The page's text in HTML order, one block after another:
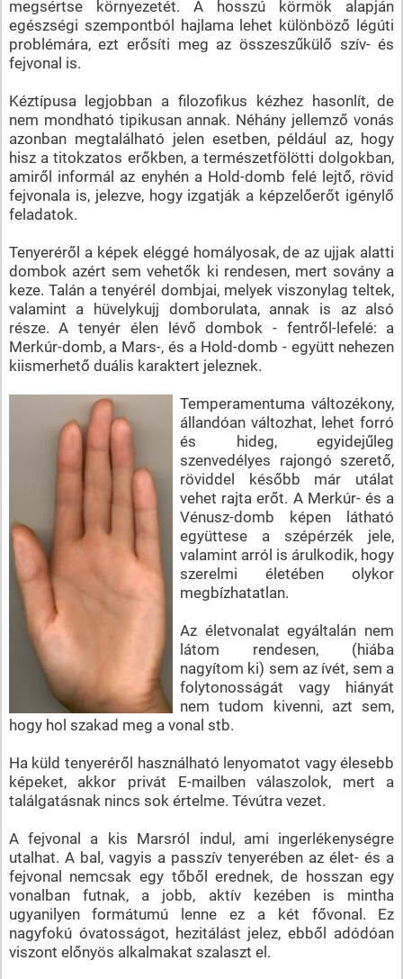
megsértse környezetét. A hosszú körmök alapján
egészségi szempontból hajlama lehet különböző légúti
problémára, ezt erősíti meg az összeszűkülő szív- és
fejvonal is.
Kéztípusa legjobban a filozofikus kézhez hasonlít, de
nem mondható tipikusan annak. Néhány jellemző vonás
azonban megtalálható jelen esetben, például az, hogy
hisz a titokzatos erőkben, a természetfölötti dolgokban,
amiről informál az enyhén a Hold-domb felé lejtő, rövid
fejvonala is, jelezve, hogy izgatják a képzelőerőt igénylő
feladatok.
Tenyeréről a képek eléggé homályosak, de az ujjak alatti
dombok azért sem vehetők ki rendesen, mert sovány a
keze. Talán a tenyérél dombjai, melyek viszonylag teltek,
valamint a hüvelykujj domborulata, annak is az alsó
része. A tenyér élen lévő dombok - fentről-lefelé: a
Merkúr-domb, a Mars-, és a Hold-domb - együtt nehezen
kiismerhető duális karaktert jeleznek.
Temperamentuma változékony,
állandóan változhat, lehet forró
és hideg, egyidejűleg
szenvedélyes rajongó szerető,
röviddel később már utálat
vehet rajta erőt. A Merkúr- és a
Vénusz-domb képen látható
együttese a szépérzék jele,
valamint arról is árulkodik, hogy
szerelmi életében olykor
megbízhatatlan.
Az életvonalat egyáltalán nem
látom rendesen, (hiába
nagyítom ki) sem az ívét, sem a
folytonosságát vagy hiányát
nem tudom kivenni, azt sem,
hogy hol szakad meg a vonal stb.
Ha küld tenyeréről használható lenyomatot vagy élesebb
képeket, akkor privát E-mailben válaszolok, mert a
találgatásnak nincs sok értelme. Tévútra vezet.
A fejvonal a kis Marsról indul, ami ingerlékenységre
utalhat. A bal, vagyis a passzív tenyerében az élet- és a
fejvonal nemcsak egy tőből erednek, de hosszan egy
vonalban futnak, a jobb, aktív kezében is mintha
ugyanilyen formátumú lenne ez a két fővonal. Ez
nagyfokú óvatosságot, hezitálást jelez, ebből adódóan
viszont előnyös alkalmakat szalaszt el.